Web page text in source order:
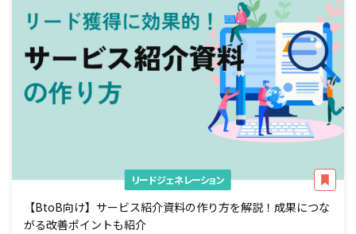
リードジェネレーション
【BtoB向け】サービス紹介資料の作り方を解説！成果につな
がる改善ポイントも紹介